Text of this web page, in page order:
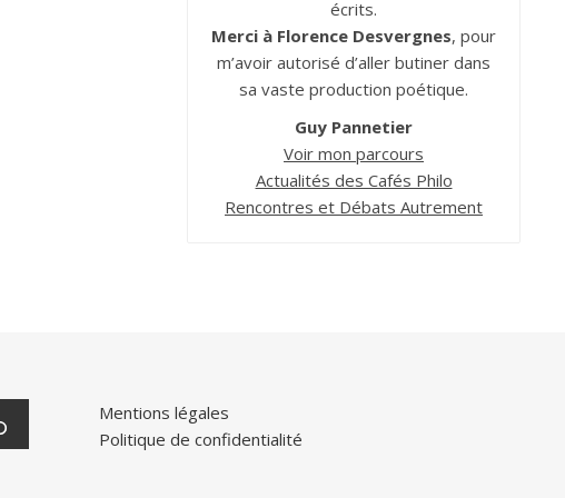
écrits.
Merci à Florence Desvergnes, pour
m’avoir autorisé d’aller butiner dans
sa vaste production poétique.
Guy Pannetier
Voir mon parcours
Actualités des Cafés Philo
Rencontres et Débats Autrement
Mentions légales
Politique de confidentialité